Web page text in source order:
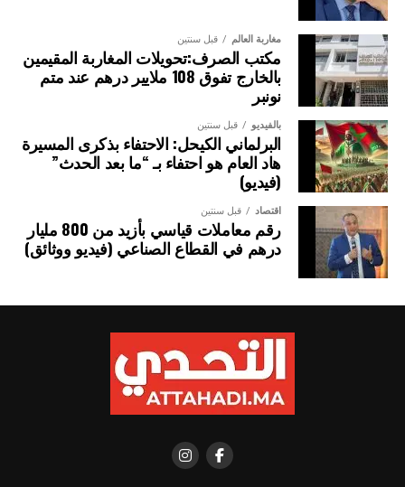
مغاربة العالم قبل سنتين
مكتب الصرف:تحويلات المغاربة المقيمين
بالخارج تفوق 108 ملايير درهم عند متم
نونبر
بالفيديو قبل سنتين
البرلماني الكيحل: الاحتفاء بذكرى المسيرة
هاد العام هو احتفاء بـ “ما بعد الحدث”
(فيديو)
اقتصاد قبل سنتين
رقم معاملات قياسي بأزيد من 800 مليار
درهم في القطاع الصناعي (فيديو ووثائق)